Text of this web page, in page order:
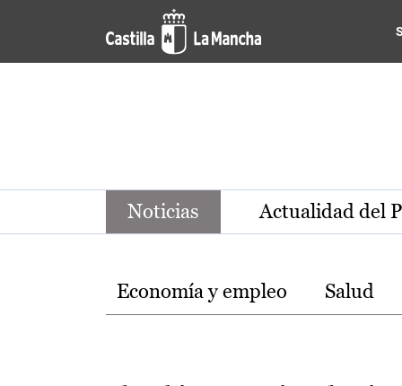
Pasar al contenido principal
Noticias de la región de
Noticias Actualidad del
Temas
Economía y empleo Salud